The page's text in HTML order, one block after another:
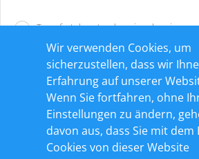
Transfert de votre domaine depuis un
Je vais utiliser mon nom de domaine
mes serveurs de noms
Wir verwenden Cookies, um
sicherzustellen, dass wir
Erfahrung auf unserer
Wenn Sie fortfahren, ohne
Einstellungen zu ändern,
davon aus, dass Sie mit
Cookies von dieser Website